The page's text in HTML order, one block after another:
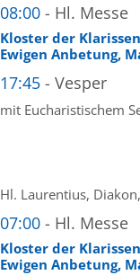
08:00 Hl. Messe
Kloster der
Ewigen Anbetung,
17:45 Vesper
mit Eucharistischem
Hl. Laurentius,
07:00 Hl. Messe
Kloster der
Ewigen Anbetung,